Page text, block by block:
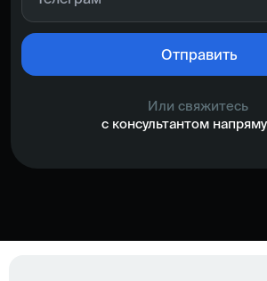
Отправить
Или свяжитесь
с консультантом